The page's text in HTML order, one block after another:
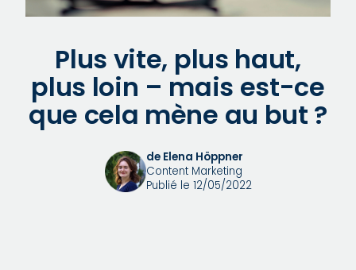
Plus vite, plus haut,
plus loin – mais est-ce
que cela mène au but ?
de Elena Höppner
Content Marketing
Publié le 12/05/2022